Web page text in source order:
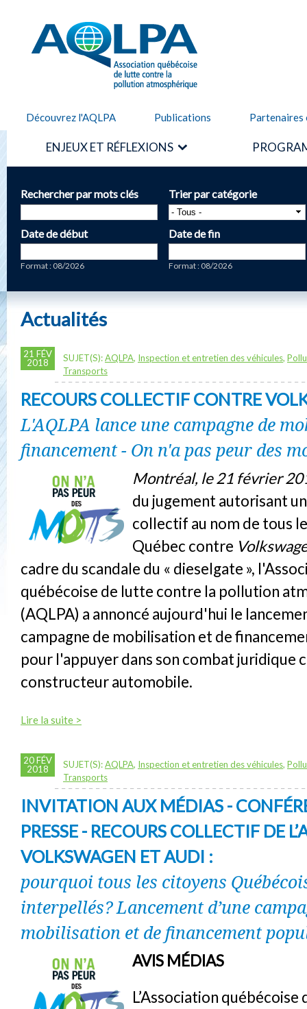
AQLPA
Découvrez l'AQLPA Publications Partenaires
ENJEUX ET RÉFLEXIONS
Rechercher par mots clés Trier par catégorie
Date de début
Format : 08/2026
Date de fin
Format : 08/2026
Actualités
21 FÉV
2018
SUJET(S):AQLPA, Inspection et entretien des véhicules,
Transports
RECOURS COLLECTIF CONTRE
L'AQLPA lance une campagne de
financement - On n'a pas peur des
Montréal, le 21 février
du jugement autorisant
collectif au nom de tous
Québec contre
cadre du scandale du « dieselgate »,
québécoise de lutte contre la pollution
(AQLPA) a annoncé aujourd'hui le
campagne de mobilisation et de
pour l'appuyer dans son combat juridique
constructeur automobile.
Lire la suite >
20 FÉV
2018
SUJET(S):AQLPA, Inspection et entretien des véhicules,
Transports
INVITATION AUX MÉDIAS -
PRESSE - RECOURS COLLECTIF DE
VOLKSWAGEN ET AUDI :
pourquoi tous les citoyens
interpellés? Lancement d’une
mobilisation et de financement
AVIS MÉDIAS
L’Association